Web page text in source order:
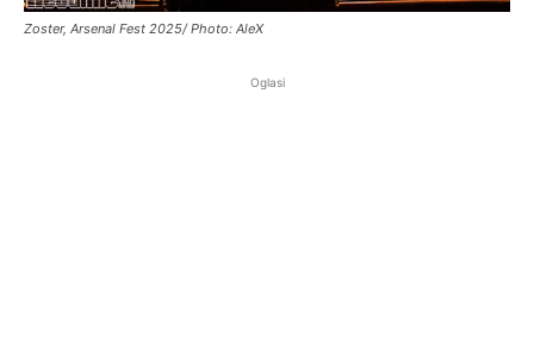
Zoster, Arsenal Fest 2025/ Photo: AleX
Oglasi